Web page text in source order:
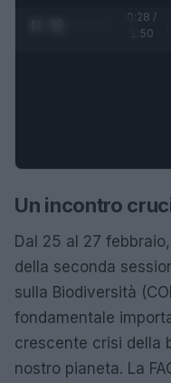
0:28 /
1:50
Un incontro
Dal 25 al 27
della seconda
sulla Biodiversità
fondamentale
crescente crisi della
nostro pianeta. La